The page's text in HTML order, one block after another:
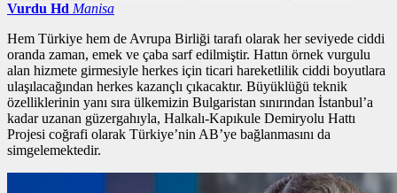
Vurdu Hd Manisa
Hem Türkiye hem de Avrupa Birliği tarafı olarak her seviyede ciddi
oranda zaman, emek ve çaba sarf edilmiştir. Hattın örnek vurgulu
alan hizmete girmesiyle herkes için ticari hareketlilik ciddi boyutlara
ulaşılacağından herkes kazançlı çıkacaktır. Büyüklüğü teknik
özelliklerinin yanı sıra ülkemizin Bulgaristan sınırından İstanbul’a
kadar uzanan güzergahıyla, Halkalı-Kapıkule Demiryolu Hattı
Projesi coğrafi olarak Türkiye’nin AB’ye bağlanmasını da
simgelemektedir.